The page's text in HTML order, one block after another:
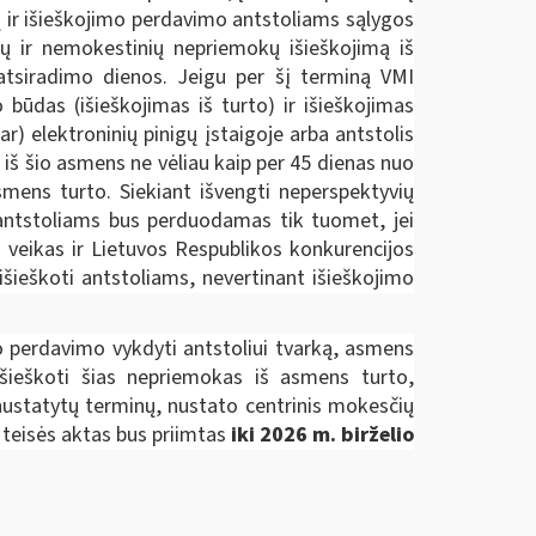
išieškojimo perdavimo antstoliams sąlygos
nemokestinių nepriemokų išieškojimą iš
dienos. Jeigu per šį terminą VMI
(išieškojimas iš turto) ir išieškojimas
elektroninių pinigų įstaigoje arba antstolis
šio asmens ne vėliau kaip per 45 dienas nuo
turto. Siekiant išvengti neperspektyvių
bus perduodamas tik tuomet, jei
ir Lietuvos Respublikos konkurencijos
antstoliams, nevertinant išieškojimo
vykdyti antstoliui tvarką, asmens
šias nepriemokas iš asmens turto,
terminų, nustato centrinis mokesčių
aktas bus priimtas iki 2026 m. birželio